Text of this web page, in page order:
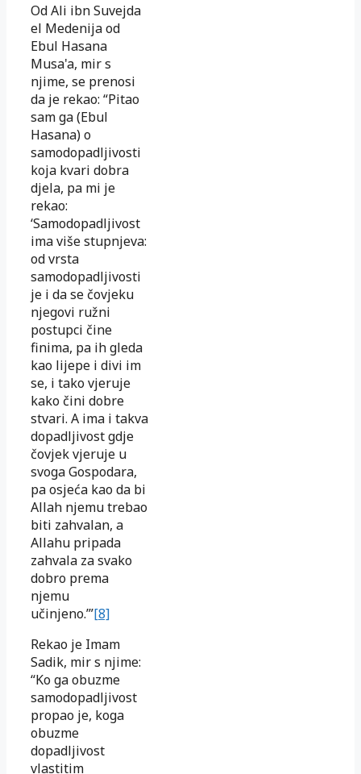
Od Ali ibn Suvejda
el Medenija od
Ebul Hasana
Musa'a, mir s
njime, se prenosi
da je rekao: “Pitao
sam ga (Ebul
Hasana) o
samodopadljivosti
koja kvari dobra
djela, pa mi je
rekao:
‘Samodopadljivost
ima više stupnjeva:
od vrsta
samodopadljivosti
je i da se čovjeku
njegovi ružni
postupci čine
finima, pa ih gleda
kao lijepe i divi im
se, i tako vjeruje
kako čini dobre
stvari. A ima i takva
dopadljivost gdje
čovjek vjeruje u
svoga Gospodara,
pa osjeća kao da bi
Allah njemu trebao
biti zahvalan, a
Allahu pripada
zahvala za svako
dobro prema
njemu
učinjeno.’”[8]
Rekao je Imam
Sadik, mir s njime:
“Ko ga obuzme
samodopadljivost
propao je, koga
obuzme
dopadljivost
vlastitim